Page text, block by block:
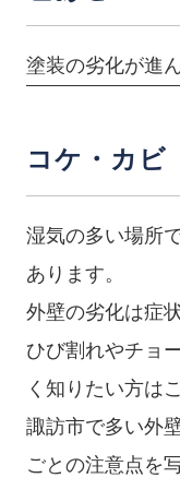
塗装の劣化が進
コケ・カビ
湿気の多い場所
あります。
外壁の劣化は症
ひび割れやチョ
く知りたい方は
諏訪市で多い外
ごとの注意点を